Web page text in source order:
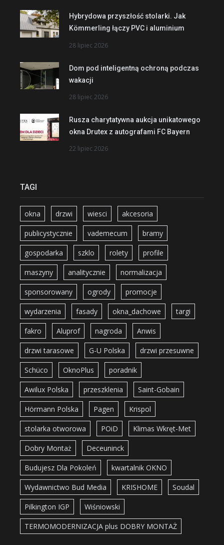
Hybrydowa przyszłość stolarki. Jak
Kömmerling łączy PVC i aluminium
28 lipiec 2026
Dom pod inteligentną ochroną podczas
wakacji
28 lipiec 2026
Rusza charytatywna aukcja unikatowego
okna Drutex z autografami FC Bayern
22 lipiec 2026
TAGI
okna drzwi wiesci akcesoria
publicystycznie vademecum bramy
gospodarka szklo rolety profile
maszyny analitycznie normalizacja
sponsorowany ogrody promocje
wydarzenia fasady okna_dachowe targi
fakro Aluprof nagroda Anwis
drzwi tarasowe G-U Polska drzwi przesuwne
Schüco OknoPlus poradnik
Awilux Polska przeszklenia Saint-Gobain
Hörmann Polska Pagen Krispol
stolarka otworowa POiD Klimas Wkręt-Met
Dobry Montaż Deceuninck
Budujesz Dla Pokoleń kwartalnik OKNO
Wydawnictwo Bud Media KRISHOME Soudal
Pilkington IGP Wiśniowski
TERMOMODERNIZACJA plus DOBRY MONTAŻ